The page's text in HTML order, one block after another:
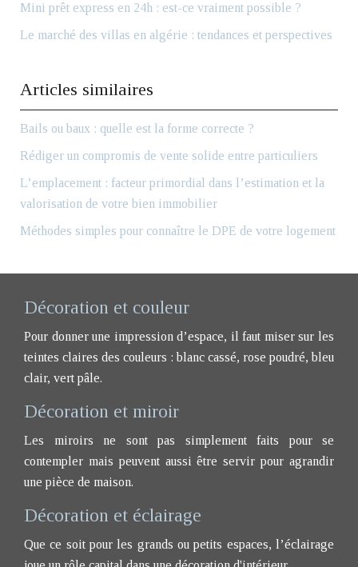
Mini prêt express en 24h : est-ce vraiment possible ?
Le marché des villas en algérie : tendances et perspectives
Articles similaires
Bails ou baux : quelle est la forme correcte ?
Rédiger un compromis de vente solide entre particuliers
L’emplacement : facteur primordial dans l’estimation et la
valorisation de votre bien immobilier
Méthodes simples pour connaître le DPE de votre logement
Décoration et couleur
Pour donner une impression d’espace, il faut miser sur les
teintes claires des couleurs : blanc cassé, rose poudré, bleu
clair, vert pâle.
Décoration et miroir
Les miroirs ne sont pas simplement faits pour se
contempler mais peuvent aussi être servir pour agrandir
une pièce de maison.
Décoration et éclairage
Que ce soit pour les grands ou petits espaces, l’éclairage